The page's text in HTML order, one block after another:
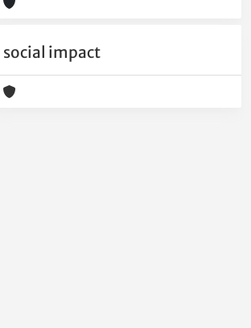
social impact